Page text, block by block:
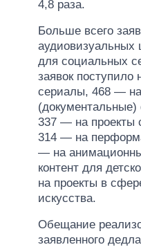
4,8 раза.
Больше всего
аудиовизуальных
для социальных
заявок
сериалы, 468 —
337 — на проекты
314 — на
— на
контент для
на проекты в
искусства.
Обещание
заявленного